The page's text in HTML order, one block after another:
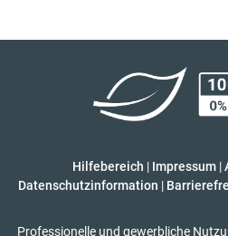
Hilfebereich | Impressum |
Datenschutzinformation |
Professionelle und gewerbliche